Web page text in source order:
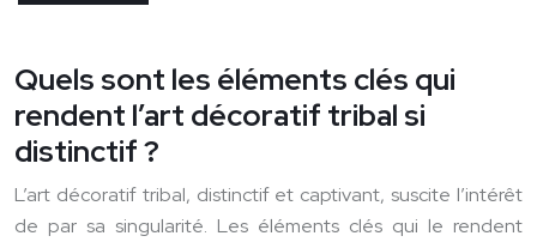
Quels sont les éléments clés qui
rendent l’art décoratif tribal si
distinctif ?
L’art décoratif tribal, distinctif et captivant, suscite l’intérêt
de par sa singularité. Les éléments clés qui le rendent